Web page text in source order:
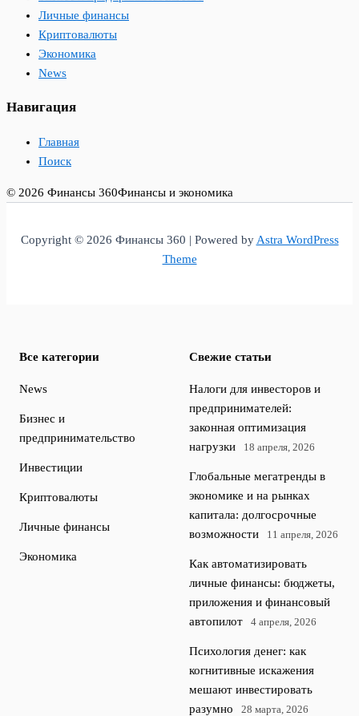
Личные финансы
Криптовалюты
Экономика
News
Навигация
Главная
Поиск
© 2026 Финансы 360Финансы и экономика
Copyright © 2026 Финансы 360 | Powered byAstra WordPress
Theme
Все категории
News
Бизнес и
предпринимательство
Инвестиции
Криптовалюты
Личные финансы
Экономика
Свежие статьи
Налоги для инвесторов и
предпринимателей:
законная оптимизация
нагрузки
18 апреля, 2026
Глобальные мегатренды в
экономике и на рынках
капитала: долгосрочные
возможности
11 апреля, 2026
Как автоматизировать
личные финансы: бюджеты,
приложения и финансовый
автопилот
4 апреля, 2026
Психология денег: как
когнитивные искажения
мешают инвестировать
разумно
28 марта, 2026